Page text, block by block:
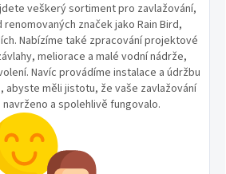
veškerý sortiment pro zavlažování,
značek jako Rain Bird,
Nabízíme také zpracování projektové
meliorace a malé vodní nádrže,
Navíc provádíme instalace a údržbu
abyste měli jistotu, že vaše zavlažování
a spolehlivě fungovalo.